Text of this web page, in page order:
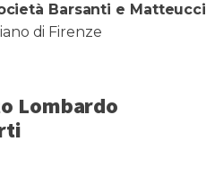
Barsanti e Matteucci
di Firenze
Lombardo